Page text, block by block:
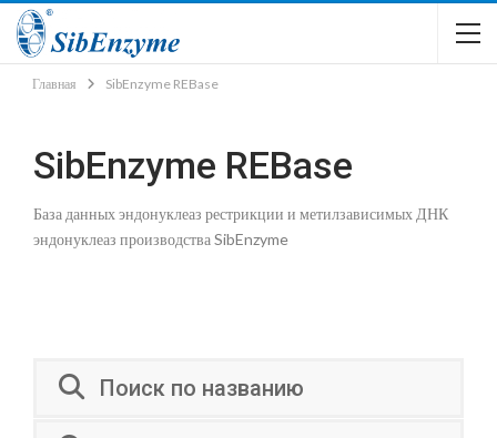
Главная SibEnzyme REBase
SibEnzyme REBase
База данных эндонуклеаз рестрикции и метилзависимых ДНК
эндонуклеаз производства SibEnzyme
Поиск по названию